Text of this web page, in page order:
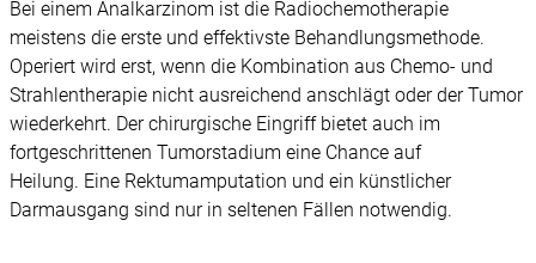
Bei einem Analkarzinom ist die Radiochemotherapie
meistens die erste und effektivste Behandlungsmethode.
Operiert wird erst, wenn die Kombination aus Chemo- und
Strahlentherapie nicht ausreichend anschlägt oder der Tumor
wiederkehrt. Der chirurgische Eingriff bietet auch im
fortgeschrittenen Tumorstadium eine Chance auf
Heilung. Eine Rektumamputation und ein künstlicher
Darmausgang sind nur in seltenen Fällen notwendig.